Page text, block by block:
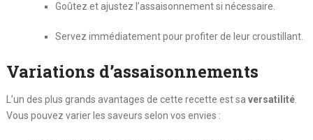
Goûtez et ajustez l’assaisonnement si nécessaire.
Servez immédiatement pour profiter de leur croustillant.
Variations d’assaisonnements
L’un des plus grands avantages de cette recette est sa versatilité.
Vous pouvez varier les saveurs selon vos envies :